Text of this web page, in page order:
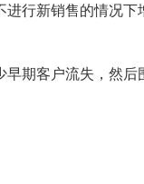
进行新销售的情况下
早期客户流失，然后